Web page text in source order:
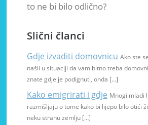
to ne bi bilo odlično?
Slični članci
Gdje izvaditi domovnicu Ako ste
našli u situaciji da vam hitno treba
znate gdje je podignuti, onda […]
Kako emigrirati i gdje Mnogi mladi
razmišljaju o tome kako bi lijepo bilo otići
neku stranu zemlju […]